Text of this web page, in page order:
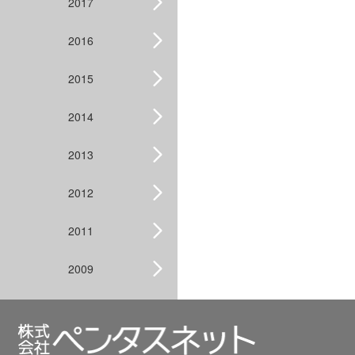
2016
2015
2014
2013
2012
2011
2009